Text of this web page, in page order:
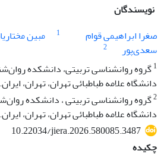
نویسندگان
صغرا ابراهیمی قوام
1 مبین
سعدی‌پور
2
1گروه روانشناسی تربیتی، دانشکده
دانشگاه علامه طباطبائی تهران، تهران، ایران.
2گروه روانشناسی تربیتی ، دانشکده
دانشگاه علامه طباطبائی تهران، تهران، ایران.
10.22034/jiera.2026.580085.3487
چکیده